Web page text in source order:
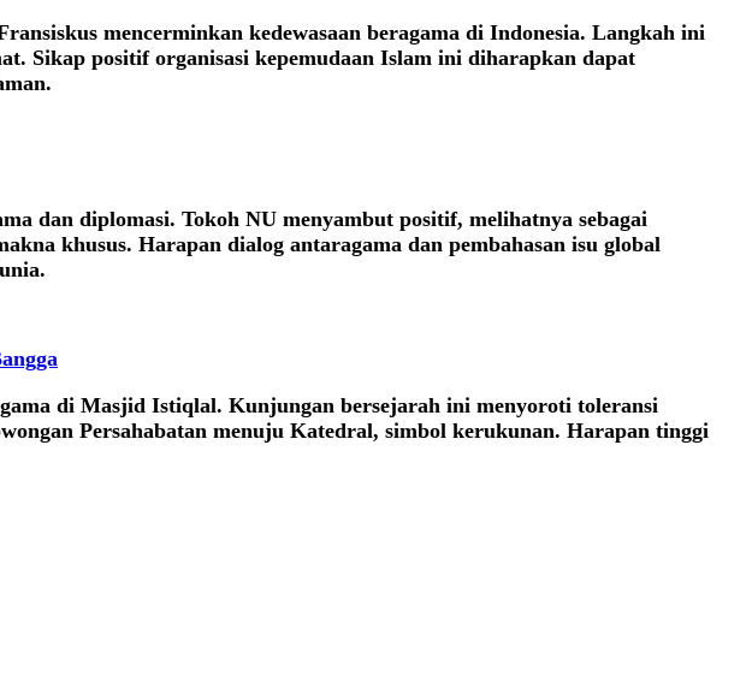
mencerminkan kedewasaan beragama di Indonesia. Langkah ini
Sikap positif organisasi kepemudaan Islam ini diharapkan dapat
dan diplomasi. Tokoh NU menyambut positif, melihatnya sebagai
khusus. Harapan dialog antaragama dan pembahasan isu global
di Masjid Istiqlal. Kunjungan bersejarah ini menyoroti toleransi
Persahabatan menuju Katedral, simbol kerukunan. Harapan tinggi